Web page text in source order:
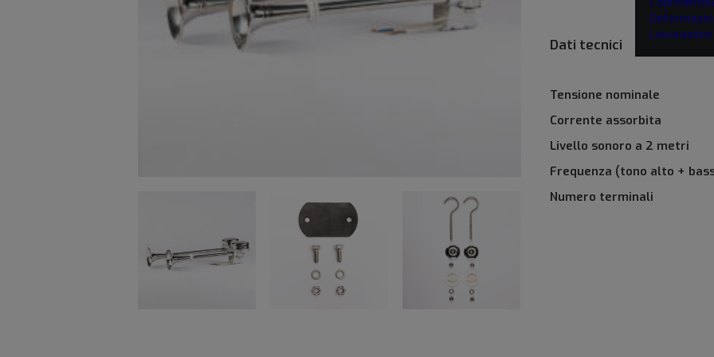
Lavorazioni
Dati tecnici
Tensione nominale
Corrente assorbita
Livello sonoro a 2 metri
Frequenza (tono alto +
Numero terminali